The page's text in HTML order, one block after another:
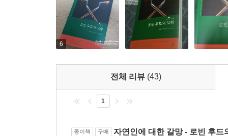
한편으로는 오히려 법에 더 충실한 사람들이다!
이 책의 배경이 되는 12~13세기 잉글랜드는 유
인해 왕과 제후와 기사를 제외한 농노에 속
발을 구르고, 하루하루 신음하며 평생을 살아갔다.
로빈 후드는 그러한 쳇바퀴, 계급과 권력과 제도
6
전체 리뷰 (43)
1
종이책 구매 자연인에 대한 갈망 - 로빈 후드